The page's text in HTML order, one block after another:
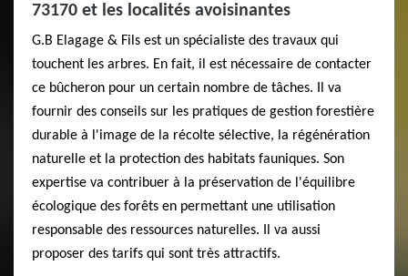
73170 et les localités avoisinantes
G.B Elagage & Fils est un spécialiste des travaux qui
touchent les arbres. En fait, il est nécessaire de contacter
ce bûcheron pour un certain nombre de tâches. Il va
fournir des conseils sur les pratiques de gestion forestière
durable à l'image de la récolte sélective, la régénération
naturelle et la protection des habitats fauniques. Son
expertise va contribuer à la préservation de l'équilibre
écologique des forêts en permettant une utilisation
responsable des ressources naturelles. Il va aussi
proposer des tarifs qui sont très attractifs.